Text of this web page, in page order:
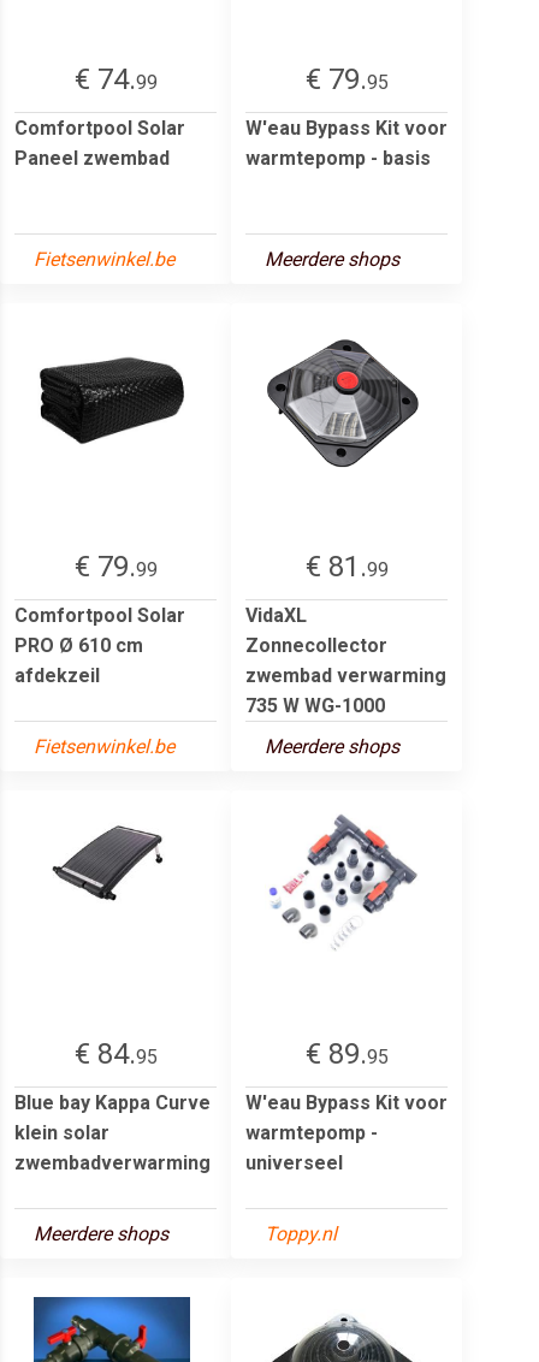
€ 74.99
Comfortpool Solar
Paneel zwembad
Fietsenwinkel.be
€ 79.95
W'eau Bypass Kit voor
warmtepomp - basis
Meerdere shops
€ 79.99
Comfortpool Solar
PRO Ø 610 cm
afdekzeil
Fietsenwinkel.be
€ 81.99
VidaXL
Zonnecollector
zwembad verwarming
735 W WG-1000
Meerdere shops
€ 84.95
Blue bay Kappa Curve
klein solar
zwembadverwarming
Meerdere shops
€ 89.95
W'eau Bypass Kit voor
warmtepomp -
universeel
Toppy.nl